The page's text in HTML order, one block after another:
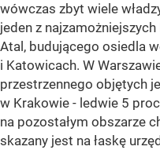
wówczas zbyt wiele
jeden z
Atal, budującego osiedla
i Katowicach. W
przestrzennego objętych
w Krakowie - ledwie 5
na pozostałym obszarze
skazany jest na łaskę